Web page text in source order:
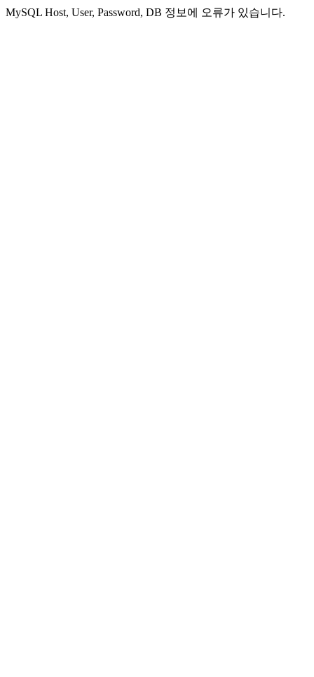
MySQL Host, User, Password, DB 정보에 오류가 있습니다.